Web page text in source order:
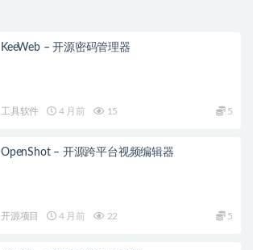
KeeWeb – 开源密码管理器
工具软件 4 月前 15 5
OpenShot – 开源跨平台视频编辑器
开源项目 4 月前 22 5